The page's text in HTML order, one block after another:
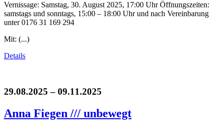
Vernissage: Samstag, 30. August 2025, 17:00 Uhr Öffnungszeiten:
samstags und sonntags, 15:00 – 18:00 Uhr und nach Vereinbarung
unter 0176 31 169 294
Mit: (...)
Details
29.08.2025 – 09.11.2025
Anna Fiegen /// unbewegt